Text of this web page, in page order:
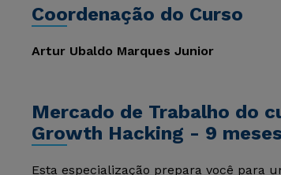
Coordenação do Curso
Artur Ubaldo Marques Junior
Mercado de Trabalho do
Growth Hacking - 9 meses
Esta especialização prepara você para